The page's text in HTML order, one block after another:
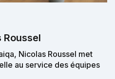
Roussel
Nicolas Roussel met
au service des équipes